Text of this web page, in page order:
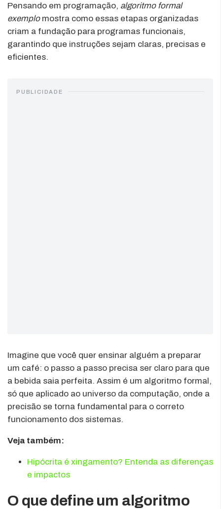
Pensando em programação, algoritmo formal
exemplomostra como essas etapas organizadas
criam a fundação para programas funcionais,
garantindo que instruções sejam claras, precisas e
eficientes.
PUBLICIDADE
Imagine que você quer ensinar alguém a preparar
um café: o passo a passo precisa ser claro para que
a bebida saia perfeita. Assim é um algoritmo formal,
só que aplicado ao universo da computação, onde a
precisão se torna fundamental para o correto
funcionamento dos sistemas.
Veja também:
Hipócrita é xingamento? Entenda as diferenças
e impactos
O que define um algoritmo